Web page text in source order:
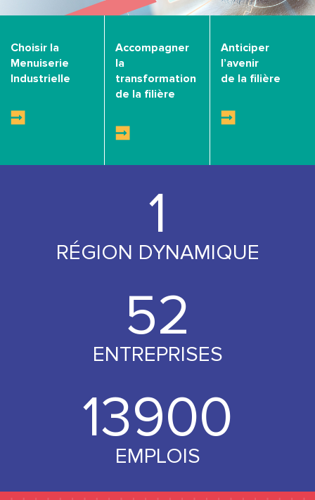
Choisir la
Menuiserie
Industrielle
Accompagner
la
transformation
de la filière
Anticiper
l’avenir
de la filière
1
RÉGION DYNAMIQUE
53
ENTREPRISES
14000
EMPLOIS